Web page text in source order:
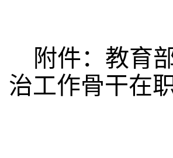
附件：教育
治工作骨干在